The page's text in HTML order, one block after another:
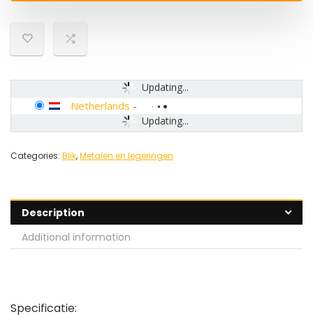
Updating...
Updating...
Netherlands -
Categories: Blik,Metalen en legeringen
Description
Additional information
Specificatie: